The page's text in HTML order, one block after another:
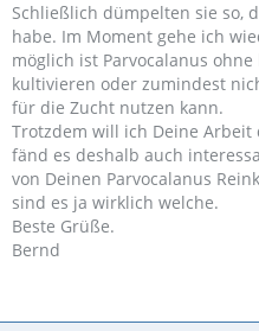
Schließlich dümpelten sie so,
habe. Im Moment gehe ich
möglich ist Parvocalanus
kultivieren oder zumindest
für die Zucht nutzen kann.
Trotzdem will ich Deine
fänd es deshalb auch
von Deinen Parvocalanus
sind es ja wirklich welche.
Beste Grüße.
Bernd